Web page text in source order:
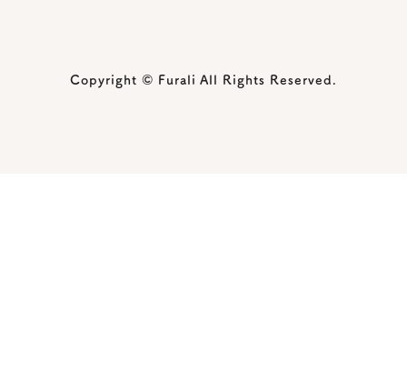
Copyright © Furali All Rights Reserved.